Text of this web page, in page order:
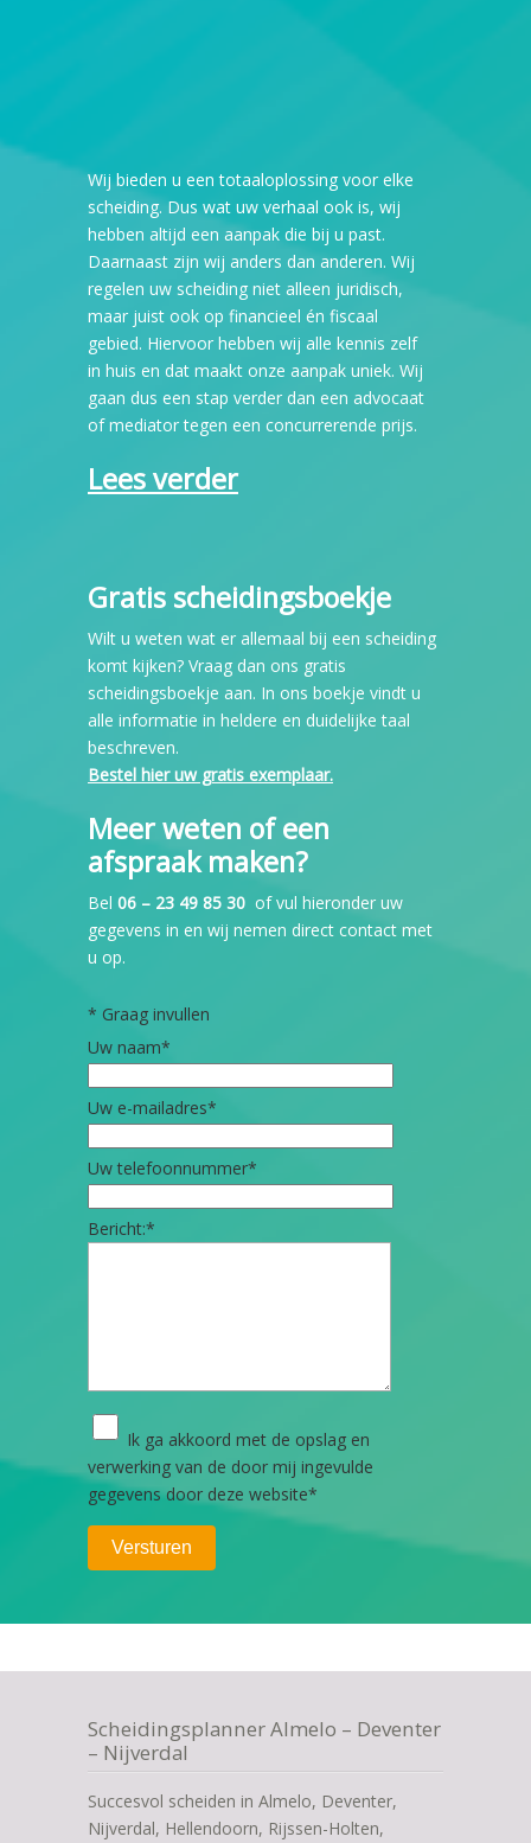
Wij bieden u een totaaloplossing voor elke
scheiding. Dus wat uw verhaal ook is, wij
hebben altijd een aanpak die bij u past.
Daarnaast zijn wij anders dan anderen. Wij
regelen uw scheiding niet alleen juridisch,
maar juist ook op financieel én fiscaal
gebied. Hiervoor hebben wij alle kennis zelf
in huis en dat maakt onze aanpak uniek. Wij
gaan dus een stap verder dan een advocaat
of mediator tegen een concurrerende prijs.
Lees verder
Gratis scheidingsboekje
Wilt u weten wat er allemaal bij een scheiding
komt kijken? Vraag dan ons gratis
scheidingsboekje aan. In ons boekje vindt u
alle informatie in heldere en duidelijke taal
beschreven.
Bestel hier uw gratis exemplaar.
Meer weten of een
afspraak maken?
Bel 06 – 23 49 85 30 of vul hieronder uw
gegevens in en wij nemen direct contact met
u op.
* Graag invullen
Uw naam*
Uw e-mailadres*
Uw telefoonnummer*
Bericht:*
Ik ga akkoord met de opslag en
verwerking van de door mij ingevulde
gegevens door deze website*
Scheidingsplanner Almelo – Deventer
– Nijverdal
Succesvol scheiden in Almelo, Deventer,
Nijverdal, Hellendoorn, Rijssen-Holten,